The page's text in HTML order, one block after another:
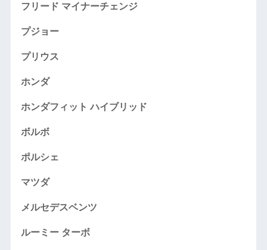
フリード マイナーチェンジ
プジョー
プリウス
ホンダ
ホンダフィット ハイブリッド
ボルボ
ポルシェ
マツダ
メルセデスベンツ
ルーミー ターボ